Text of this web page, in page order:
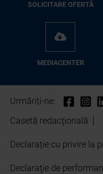
SO­LI­CI­TA­RE OFER­TĂ
ME­D­IA­CEN­TER
Urmăriți-ne:
Casetă redacţională
Declarație cu privire la
Declaraţie de